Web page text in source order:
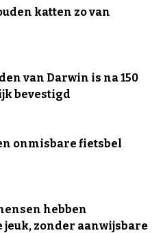
katten zo van
van Darwin is na 150
bevestigd
onmisbare fietsbel
hebben
zonder aanwijsbare